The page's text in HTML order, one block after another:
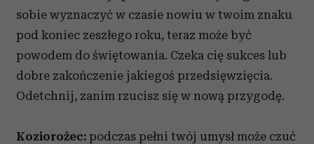
sobie wyznaczyć w czasie nowiu w twoim znaku
pod koniec zeszłego roku, teraz może być
powodem do świętowania. Czeka cię sukces lub
dobre zakończenie jakiegoś przedsięwzięcia.
Odetchnij, zanim rzucisz się w nową przygodę.
Koziorożec: podczas pełni twój umysł może czuć